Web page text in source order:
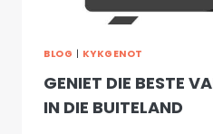
BLOG | KYKGENOT
GENIET DIE BESTE
IN DIE BUITELAND